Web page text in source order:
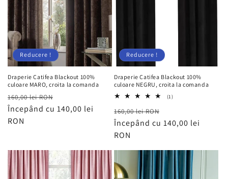
Reducere !
Draperie Catifea Blackout 100%
culoare MARO, croita la comanda
Preț
obișnuit
160,00 lei RON
redus
Începând cu 140,00 lei
RON
Reducere !
Draperie Catifea Blackout 100%
culoare NEGRU, croita la comanda
(1)1
Preț
obișnuit
160,00 lei RON
redus
Începând cu 140,00 lei
RON